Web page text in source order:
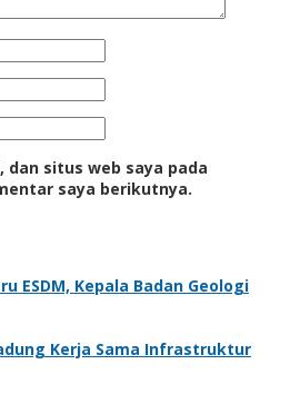
dan situs web saya pada
saya berikutnya.
ESDM, Kepala Badan Geologi
Kerja Sama Infrastruktur